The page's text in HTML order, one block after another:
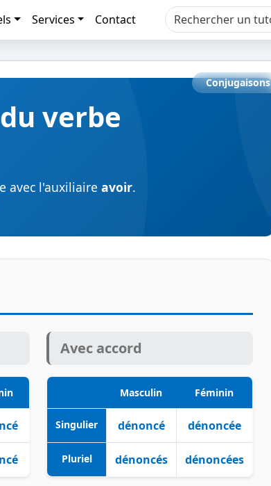
Services Contact
Conjugaisons
verbe
avec l'auxiliaire avoir.
Avec accord
Masculin Féminin
Singulier dénoncé dénoncée
Pluriel dénoncés dénoncées